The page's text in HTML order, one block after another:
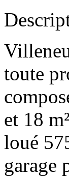
toute
et 18
loué
garage